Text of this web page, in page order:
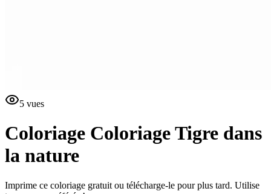
5 vues
Coloriage Coloriage Tigre dans
la nature
Imprime ce coloriage gratuit ou télécharge-le pour plus tard. Utilise